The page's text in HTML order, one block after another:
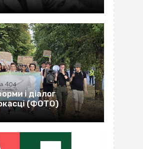
і діалог
(ФОТО)